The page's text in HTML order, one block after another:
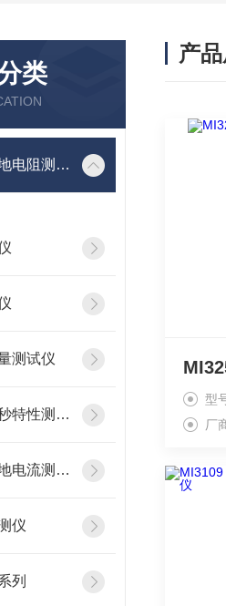
类
多功能双钳接地电阻测试仪
测试仪
直流断路器安秒特性测试仪
变压器铁芯接地电流测试仪
仪
列
产
型
厂